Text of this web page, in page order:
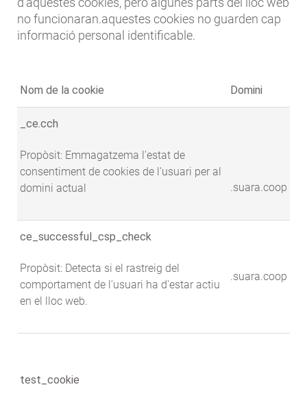
no funcionaran.aquestes cookies no guarden cap
informació personal identificable.
Nom de la cookie Domini
_ce.cch
Propòsit: Emmagatzema l'estat de
consentiment de cookies de l'usuari per al
domini actual
.suara.coop
ce_successful_csp_check
Propòsit: Detecta si el rastreig del
comportament de l'usuari ha d'estar actiu
en el lloc web.
.suara.coop
test_cookie